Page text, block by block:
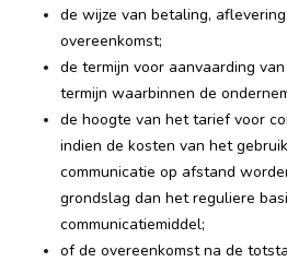
de wijze van betaling,
overeenkomst;
de termijn voor aanvaarding
termijn waarbinnen de
de hoogte van het tarief voor
indien de kosten van het
communicatie op afstand
grondslag dan het reguliere
communicatiemiddel;
of de overeenkomst na de